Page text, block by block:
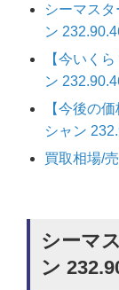
シーマス
ン
【今いく
ン
【今後の
シャン
買取相場/
シーマ
ン